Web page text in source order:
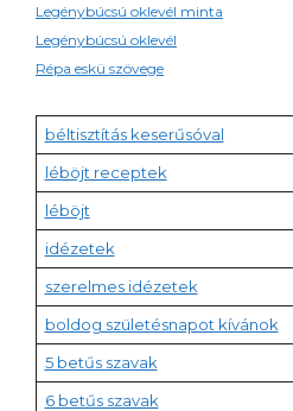
Legénybúcsú oklevél minta
Legénybúcsú oklevél
Répa eskü szövege
béltisztítás keserűsóval
léböjt receptek
léböjt
idézetek
szerelmes idézetek
boldog születésnapot kívánok
5 betűs szavak
6 betűs szavak